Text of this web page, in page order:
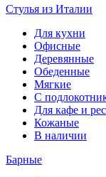
Стулья из Италии
Для кухни
Офисные
Деревянные
Обеденные
Мягкие
С
Для кафе и
Кожаные
В наличии
Барные